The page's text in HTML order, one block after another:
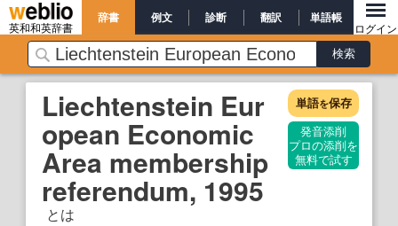
英和和英辞書
辞書 例文 診断 翻訳 単語帳
ログイン
Liechtenstein Eur
opean Economic
Area membership
referendum, 1995
とは
単語を保存
発音添削
プロの添削を
無料で試す